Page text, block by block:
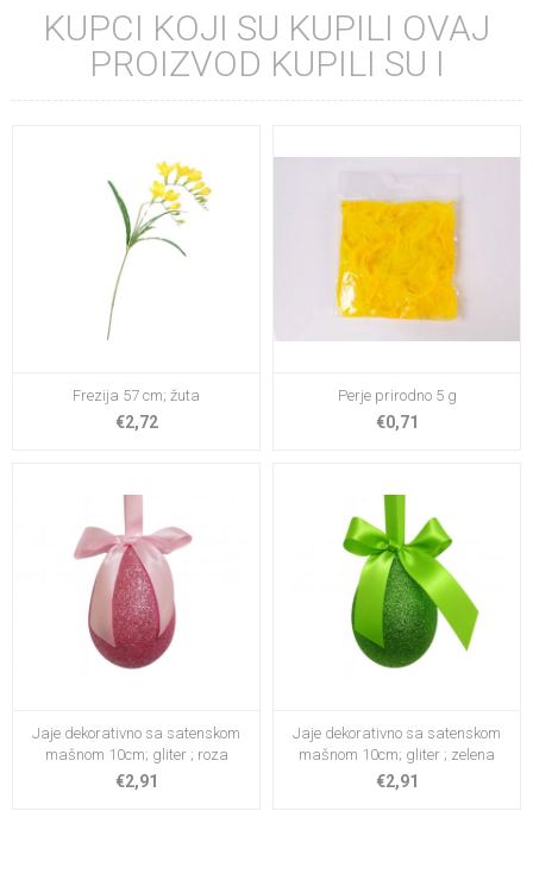
KUPCI KOJI SU KUPILI OVAJ
PROIZVOD KUPILI SU I
Frezija 57 cm; žuta
€2,72
Perje prirodno 5 g
€0,71
Jaje dekorativno sa satenskom
mašnom 10cm; gliter ; roza
€2,91
Jaje dekorativno sa satenskom
mašnom 10cm; gliter ; zelena
€2,91